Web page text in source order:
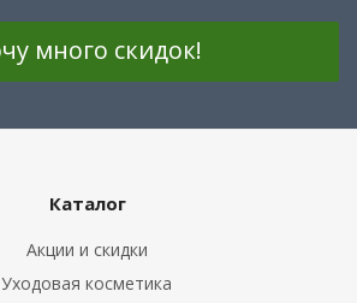
Каталог
Акции и скидки
Уходовая косметика